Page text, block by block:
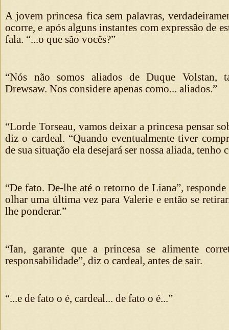
A jovem princesa fica sem palavras,
ocorre, e após alguns instantes com expressão de
fala. “...o que são vocês?”
“Nós não somos aliados de Duque Volstan,
Drewsaw. Nos considere apenas como... aliados.”
“Lorde Torseau, vamos deixar a princesa pensar
diz o cardeal. “Quando eventualmente tiver
de sua situação ela desejará ser nossa aliada, tenho
“De fato. De-lhe até o retorno de Liana”,
olhar uma última vez para Valerie e então se
lhe ponderar.”
“Ian, garante que a princesa se alimente
responsabilidade”, diz o cardeal, antes de sair.
“...e de fato o é, cardeal... de fato o é...”